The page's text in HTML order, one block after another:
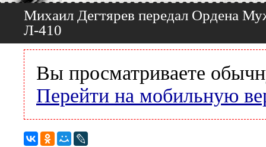
Михаил Дегтярев передал Ордена
Л-410
Вы просматриваете
Перейти на мобильную